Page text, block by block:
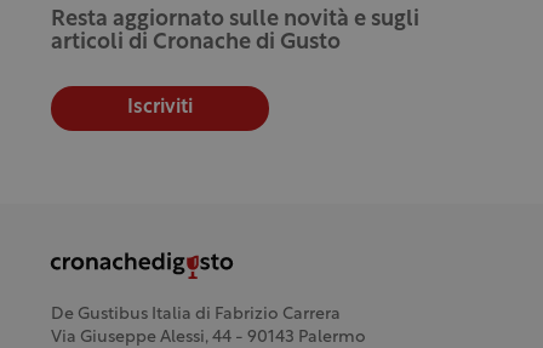
Resta aggiornato sulle novità e sugli
articoli di Cronache di Gusto
Iscriviti
De Gustibus Italia di Fabrizio Carrera
Via Giuseppe Alessi, 44 - 90143 Palermo